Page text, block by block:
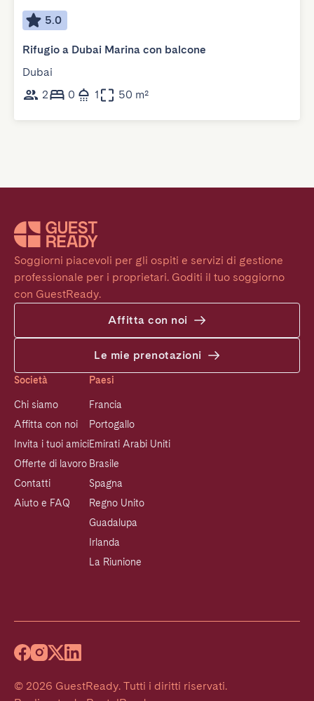
5.0
Rifugio a Dubai Marina con balcone
Dubai
2
0 1 50 m²
Soggiorni piacevoli per gli ospiti e servizi di gestione
professionale per i proprietari. Goditi il tuo soggiorno
con GuestReady.
Affitta con noi
Le mie prenotazioni
Società
Chi siamo
Affitta con noi
Invita i tuoi amici
Offerte di lavoro
Contatti
Aiuto e FAQ
Paesi
Francia
Portogallo
Emirati Arabi Uniti
Brasile
Spagna
Regno Unito
Guadalupa
Irlanda
La Riunione
© 2026 GuestReady. Tutti i diritti riservati.